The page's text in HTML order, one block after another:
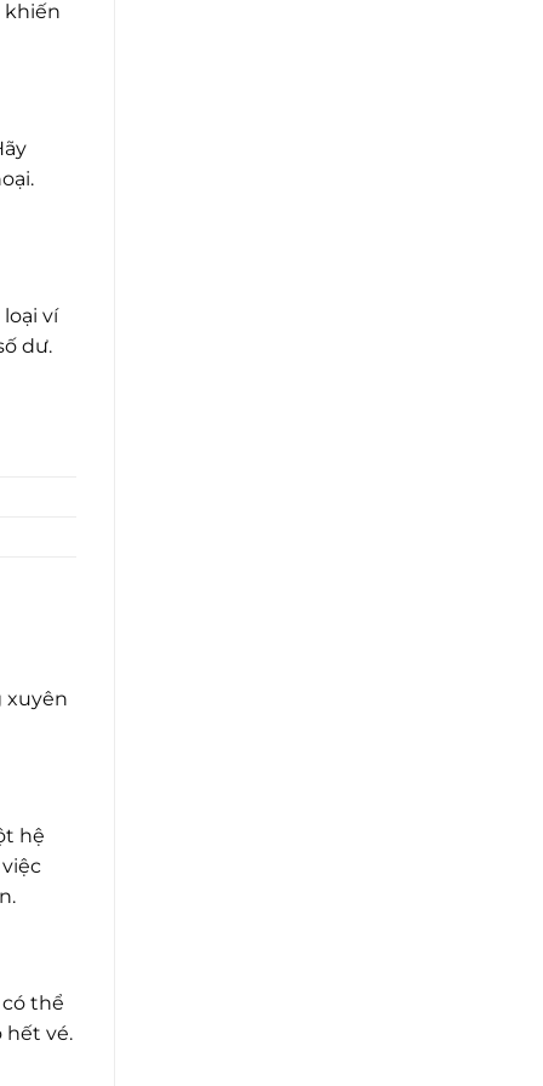
khiến
ví
dư.
xuyên
hệ
thể
hết vé.